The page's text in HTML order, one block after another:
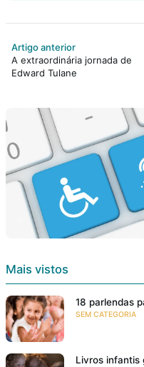
Artigo anterior
A extraordinária jornada de
Edward Tulane
Mais vistos
18 parlendas
SEM CATEGORIA
Livros infantis